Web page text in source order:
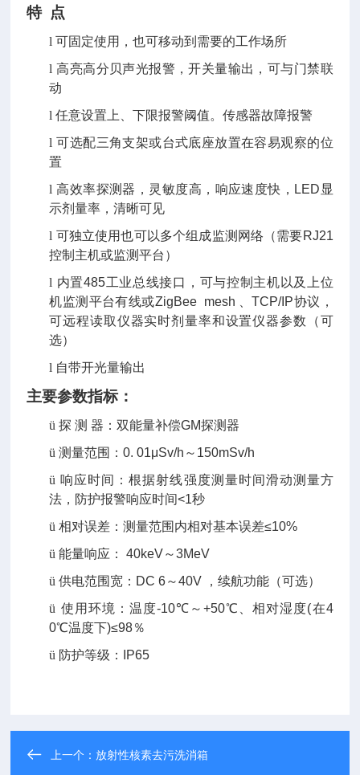
特 点
l 可固定使用，也可移动到需要的工作场所
l 高亮高分贝声光报警，开关量输出，可与门禁联
动
l 任意设置上、下限报警阈值。传感器故障报警
l 可选配三角支架或台式底座放置在容易观察的位
置
l 高效率探测器，灵敏度高，响应速度快， LED 显
示剂量率，清晰可见
l 可独立使用也可以多个组成监测网络（需要RJ21
控制主机或监测平台）
l 内置485工业总线接口，可与控制主机以及上位
机监测平台有线或ZigBee mesh 、TCP/IP协议，
可远程读取仪器实时剂量率和设置仪器参数（可
选）
l 自带开光量输出
主要参数指标：
ü 探 测 器：双能量补偿GM探测器
ü 测量范围：0. 01μSv/h ～ 150mSv/h
ü 响应时间：根据射线强度测量时间滑动测量方
法，防护报警响应时间<1秒
ü 相对误差：测量范围内相对基本误差≤10%
ü 能量响应： 40keV～3MeV
ü 供电范围宽： DC 6～40V
，续航功能（可选）
ü 使用环境：温度-10℃ ～+50℃ 、相对湿度(在4
0℃温度下)≤98％
ü 防护等级： IP65
上一个： 放射性核素去污洗消箱